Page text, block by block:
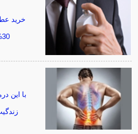
خرید
30% تخفیف از روژا
با این